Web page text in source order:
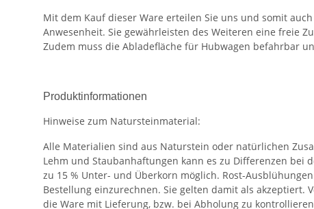
Mit dem Kauf dieser Ware erteilen Sie uns und somit
Anwesenheit. Sie gewährleisten des Weiteren eine freie
Zudem muss die Abladefläche für Hubwagen befahrbar
Produktinformationen
Hinweise zum Natursteinmaterial:
Alle Materialien sind aus Naturstein oder natürlichen
Lehm und Staubanhaftungen kann es zu Differenzen bei
zu 15 % Unter- und Überkorn möglich. Rost-
Bestellung einzurechnen. Sie gelten damit als akzeptiert.
die Ware mit Lieferung, bzw. bei Abholung zu